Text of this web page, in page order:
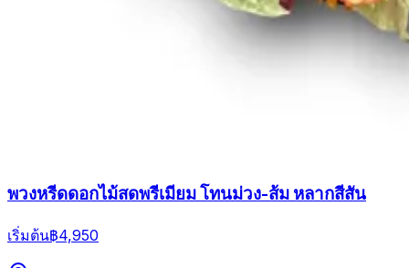
พวงหรีดดอกไม้สดพรีเมียม โทนม่วง-ส้ม หลากสีสัน
เริ่มต้น฿4,950